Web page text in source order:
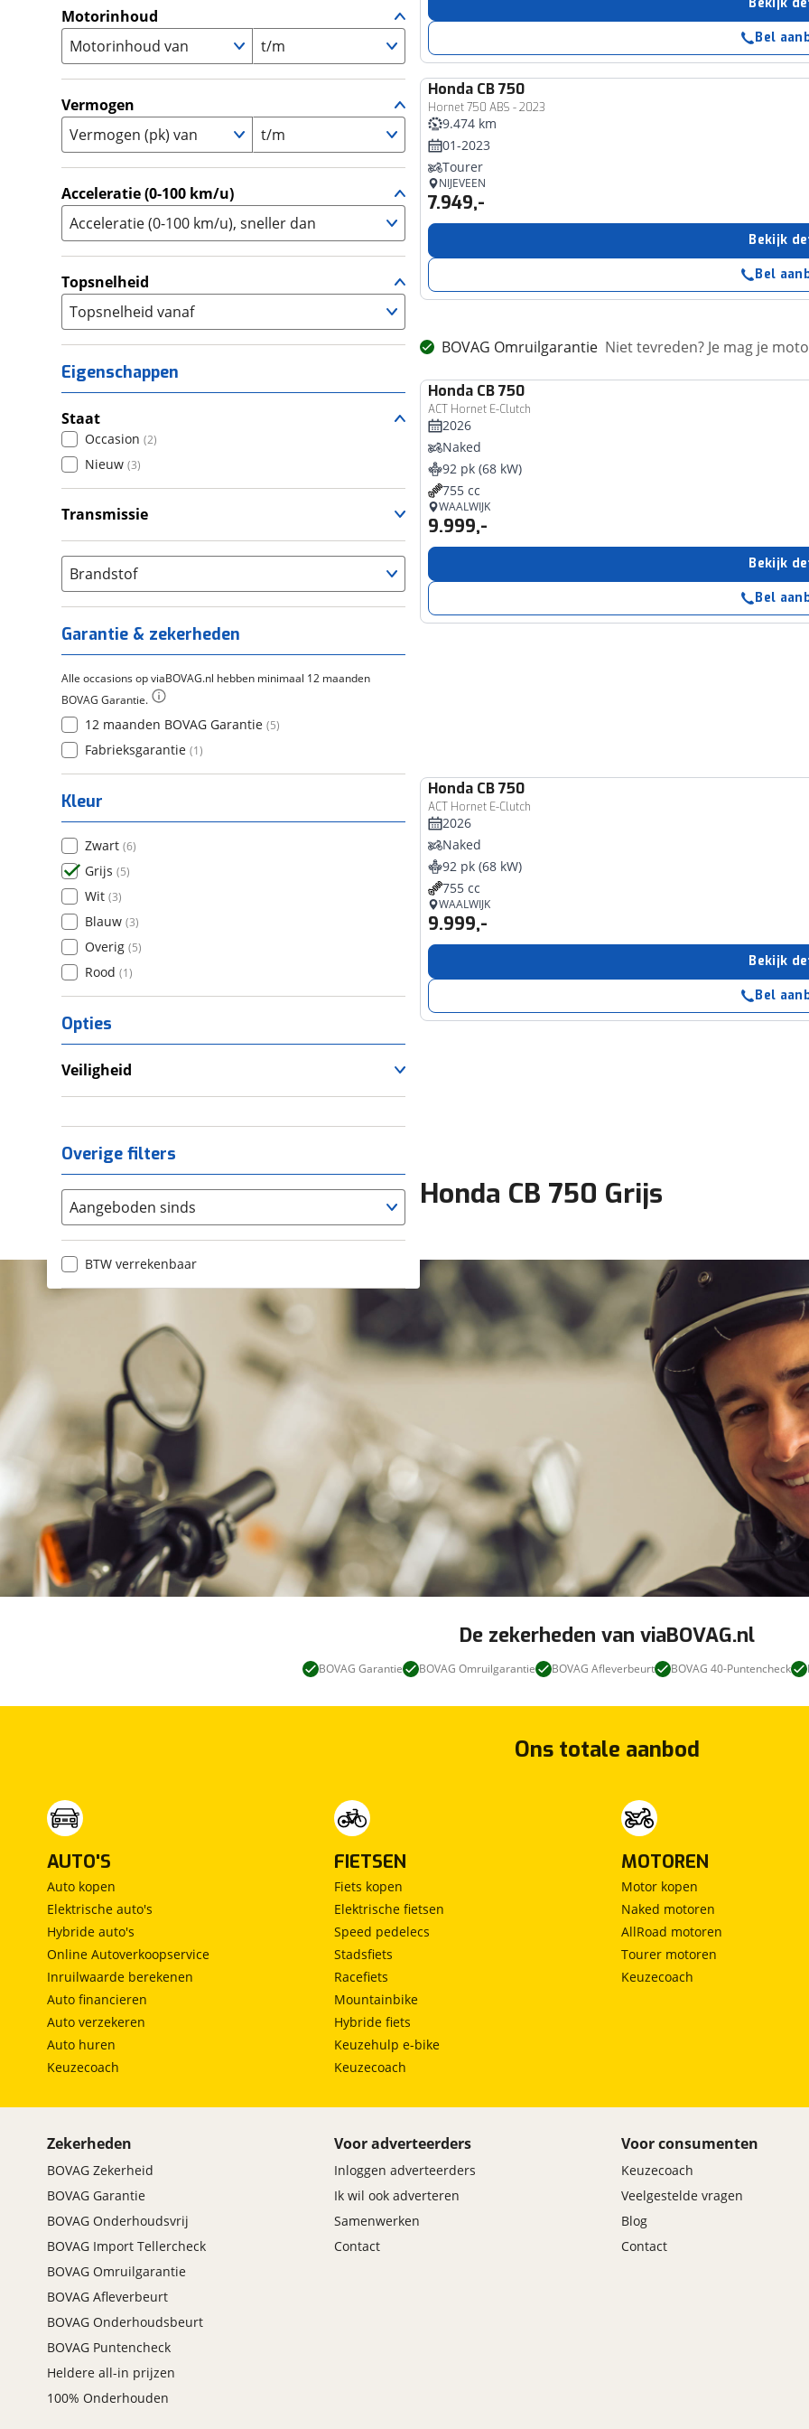
Supersport
Tourer (1)
Touring Enduro
Trike (0)
Zijspan 0)
A1 (0)
(
Motorinhoud
Motorinhoud van
t/m
Vermogen
Vermogen (pk) van
t/m
Acceleratie (0-100 km/u)
Acceleratie (0-100 km/u), sneller dan
Topsnelheid
Topsnelheid vanaf
Eigenschappen
Staat
Occasion (2)
Nieuw (3)
Transmissie
Brandstof
Garantie & zekerheden
Alle occasions op viaBOVAG.nl hebben minimaal 12 maanden
BOVAG Garantie.
12 maanden BOVAG Garantie (5)
Fabrieksgarantie (1)
Kleur
Zwart (6)
Grijs (5)
Wit (3)
Blauw (3)
Overig (5)
Rood (1)
Opties
Veiligheid
Overige filters
Aangeboden sinds
BTW verrekenbaar
Bel
Honda CB 750
Hornet 750 ABS - 2023
9.474 km
01-2023
Tourer
NIJEVEEN
7.949,-
Bekijk
Bel
BOVAG Omruilgarantie Niet tevreden? Je mag je
Honda CB 750
ACT Hornet E-Clutch
2026
Naked
92 pk (68 kW)
755 cc
WAALWIJK
9.999,-
Bekijk
Bel
Honda CB 750
ACT Hornet E-Clutch
2026
Naked
92 pk (68 kW)
755 cc
WAALWIJK
9.999,-
Bekijk
Bel
Honda CB 750 Grijs
De zekerheden van viaBOVAG.nl
BOVAG Garantie BOVAG Omruilgarantie BOVAG Afleverbeurt BOVAG 40-Puntencheck
Ons totale aanbod
AUTO'S
Auto kopen
Elektrische auto's
Hybride auto's
Online Autoverkoopservice
Inruilwaarde berekenen
Auto financieren
Auto verzekeren
Auto huren
Keuzecoach
FIETSEN
Fiets kopen
Elektrische fietsen
Speed pedelecs
Stadsfiets
Racefiets
Mountainbike
Hybride fiets
Keuzehulp e-bike
Keuzecoach
MOTOREN
Motor kopen
Naked motoren
AllRoad motoren
Tourer motoren
Keuzecoach
Zekerheden
BOVAG Zekerheid
BOVAG Garantie
BOVAG Onderhoudsvrij
BOVAG Import Tellercheck
BOVAG Omruilgarantie
BOVAG Afleverbeurt
BOVAG Onderhoudsbeurt
BOVAG Puntencheck
Heldere all-in prijzen
100% Onderhouden
Voor adverteerders
Inloggen adverteerders
Ik wil ook adverteren
Samenwerken
Contact
Voor consumenten
Keuzecoach
Veelgestelde vragen
Blog
Contact